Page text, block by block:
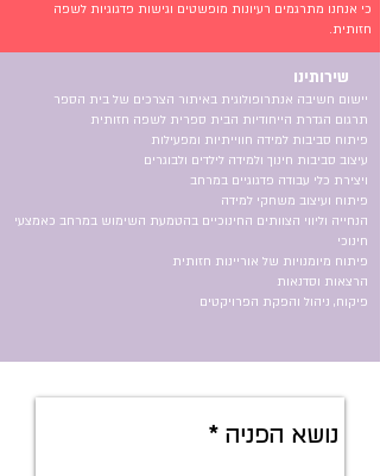
כי אנחנו מתרגמים רעיונות מופשטים וגישות פדגוגיות לשפה
חזותית.
​ שירותינו
יישום חשיבה אנתרופולוגית באיתור הצרכים של בית הספר
תרגום הגדרת הייחודיות הבית ספרית לשפה חזותית
פיתוח סביבות למידה חווייתיות ומפעילות
עיצוב סביבות חינוך ולמידה לילדים ולבוגרים
ויצירת כלי עבודה פדגוגיים במרחב
פיתוח ועיצוב משחקי למידה
הנחייה וליווי הצוותים החינוכיים בהטמעת השימוש במרחב כאמצעי
חינוכי
פיתוח מיומנויות של אוריינות חזותית
הרצאות וסדנאות
פיקוח, ניהול והפקת הפרויקטים